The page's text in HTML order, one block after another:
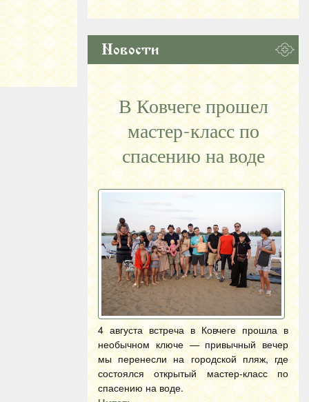
Новости
В Ковчеге прошел
мастер-класс по
спасению на воде
4 августа встреча в Ковчеге прошла в
необычном ключе — привычный вечер
мы перенесли на городской пляж, где
состоялся открытый мастер-класс по
спасению на воде.